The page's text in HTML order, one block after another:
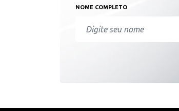
NOME COMPLETO